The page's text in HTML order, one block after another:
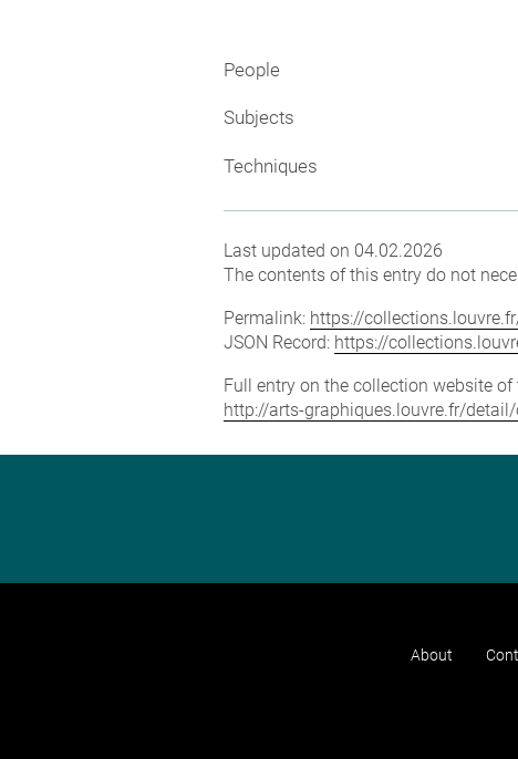
People
Subjects
Techniques
Last updated on 04.02.2026
The contents of this entry do not
Permalink: https://
JSON Record: https://
Full entry on the collection website
http://arts-graphiques.louvre.fr/
About